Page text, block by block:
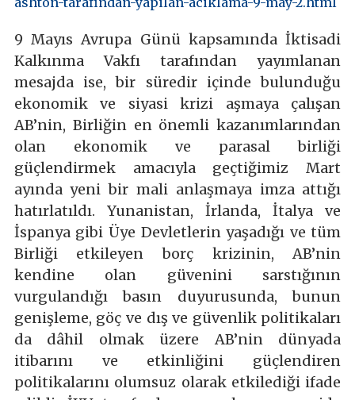
9 Mayıs Avrupa Günü kapsamında İktisadi
Kalkınma Vakfı tarafından yayımlanan
mesajda ise, bir süredir içinde bulunduğu
ekonomik ve siyasi krizi aşmaya çalışan
AB’nin, Birliğin en önemli kazanımlarından
olan ekonomik ve parasal birliği
güçlendirmek amacıyla geçtiğimiz Mart
ayında yeni bir mali anlaşmaya imza attığı
hatırlatıldı. Yunanistan, İrlanda, İtalya ve
İspanya gibi Üye Devletlerin yaşadığı ve tüm
Birliği etkileyen borç krizinin, AB’nin
kendine olan güvenini sarstığının
vurgulandığı basın duyurusunda, bunun
genişleme, göç ve dış ve güvenlik politikaları
da dâhil olmak üzere AB’nin dünyada
itibarını ve etkinliğini güçlendiren
politikalarını olumsuz olarak etkilediği ifade